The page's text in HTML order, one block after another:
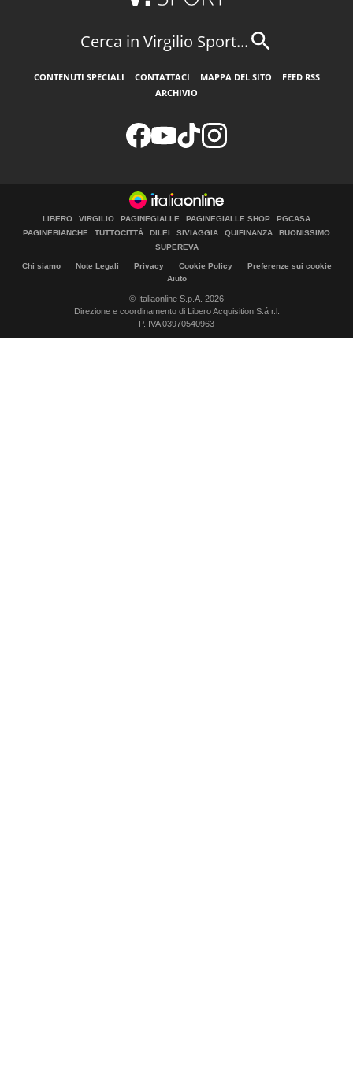
Cerca in Virgilio Sport...
CONTENUTI SPECIALI CONTATTACI MAPPA DEL SITO
FEED RSS
ARCHIVIO
LIBERO VIRGILIO PAGINEGIALLE PAGINEGIALLE SHOP
PGCASA
PAGINEBIANCHE
TUTTOCITTÀ DILEI SIVIAGGIA QUIFINANZA
BUONISSIMO
SUPEREVA
Chi siamo Note Legali Privacy Cookie Policy
Preferenze sui cookie
Aiuto
© Italiaonline S.p.A. 2026
Direzione e coordinamento di Libero Acquisition S.á r.l.
P. IVA 03970540963